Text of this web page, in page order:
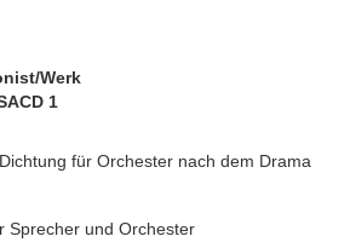
Werk
1
für Orchester nach dem Drama
Sprecher und Orchester